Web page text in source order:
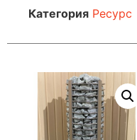
Категория Ресурс